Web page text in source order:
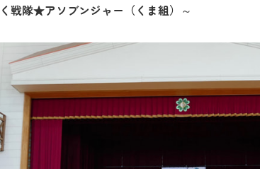
戦隊★アソブンジャー（くま組）～